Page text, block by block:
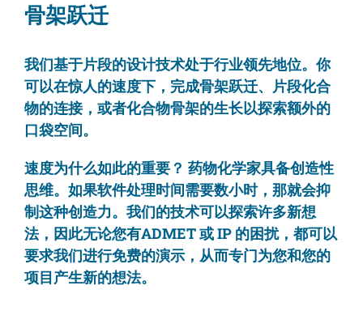
骨架跃迁
我们基于片段的设计技术处于行业领先地位。你
可以在惊人的速度下，完成骨架跃迁、片段化合
物的连接，或者化合物骨架的生长以探索额外的
口袋空间。
速度为什么如此的重要？ 药物化学家具备创造性
思维。如果软件处理时间需要数小时，那就会抑
制这种创造力。我们的技术可以探索许多新想
法，因此无论您有ADMET 或 IP 的困扰，都可以
要求我们进行免费的演示，从而专门为您和您的
项目产生新的想法。